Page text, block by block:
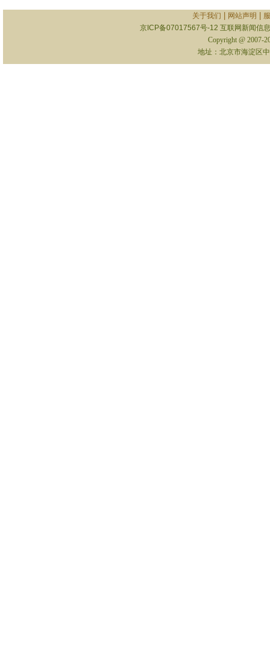
关于我们 网站声明
京ICP备07017567号-12 互联网新闻信
Copyright @ 2007-
地址：北京市海淀区